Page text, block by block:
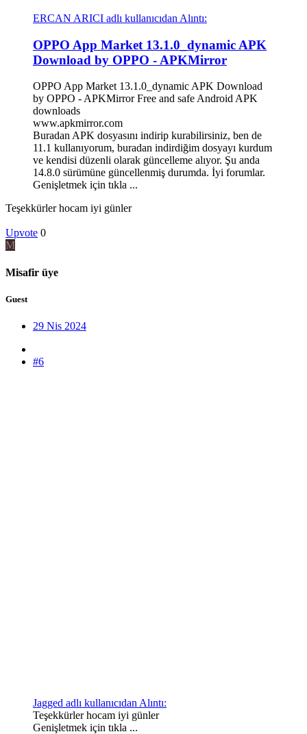
ERCAN ARICI adlı kullanıcıdan Alıntı:
OPPO App Market 13.1.0_dynamic APK
Download by OPPO - APKMirror
OPPO App Market 13.1.0_dynamic APK Download
by OPPO - APKMirror Free and safe Android APK
downloads
www.apkmirror.com
Buradan APK dosyasını indirip kurabilirsiniz, ben de
11.1 kullanıyorum, buradan indirdiğim dosyayı kurdum
ve kendisi düzenli olarak güncelleme alıyor. Şu anda
14.8.0 sürümüne güncellenmiş durumda. İyi forumlar.
Genişletmek için tıkla ...
Teşekkürler hocam iyi günler
Upvote 0
M
Misafir üye
Guest
29 Nis 2024
#6
Jagged adlı kullanıcıdan Alıntı:
Teşekkürler hocam iyi günler
Genişletmek için tıkla ...